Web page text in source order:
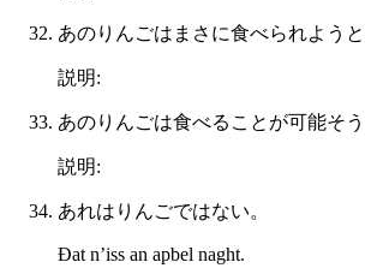
あのりんごはまさに食べられようと
説明:
あのりんごは食べることが可能そう
説明:
あれはりんごではない。
Ðat n’iss an apbel naght.